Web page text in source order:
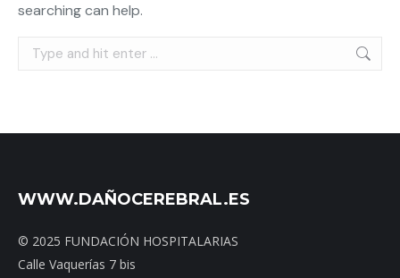
searching can help.
Search:
WWW.DAÑOCEREBRAL.ES
© 2025 FUNDACIÓN HOSPITALARIAS
Calle Vaquerías 7 bis